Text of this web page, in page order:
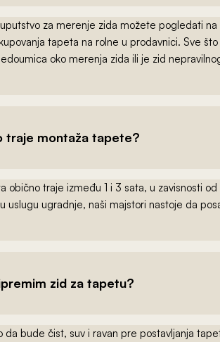
za merenje zida možete pogledati na
tapeta na rolne u prodavnici. Sve
oko merenja zida ili je zid
traje montaža tapete?
obično traje između 1 i 3 sata, u zavisnosti
uslugu ugradnje, naši majstori nastoje da
zid za tapetu?
da bude čist, suv i ravan pre postavljanja